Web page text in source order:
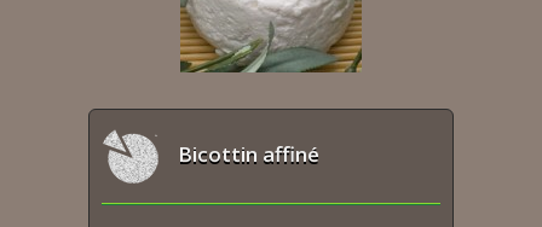
Bicottin affiné